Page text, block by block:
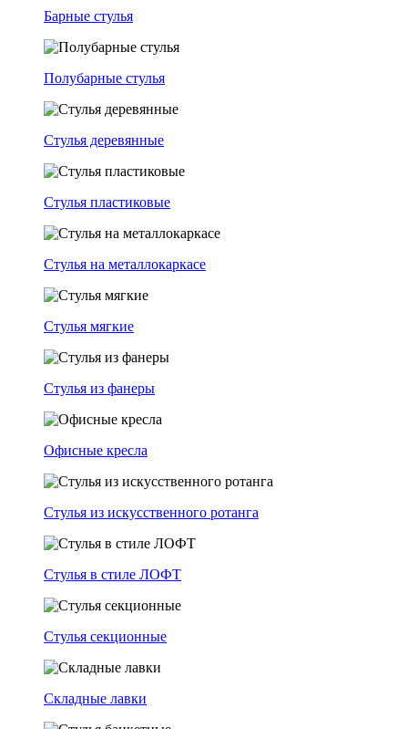
Барные стулья
Полубарные стулья
Стулья деревянные
Стулья пластиковые
Стулья на металлокаркасе
Стулья мягкие
Стулья из фанеры
Офисные кресла
Стулья из искусственного ротанга
Стулья в стиле ЛОФТ
Стулья секционные
Складные лавки